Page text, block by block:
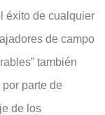
éxito de cualquier
de campo
también
parte de
de los